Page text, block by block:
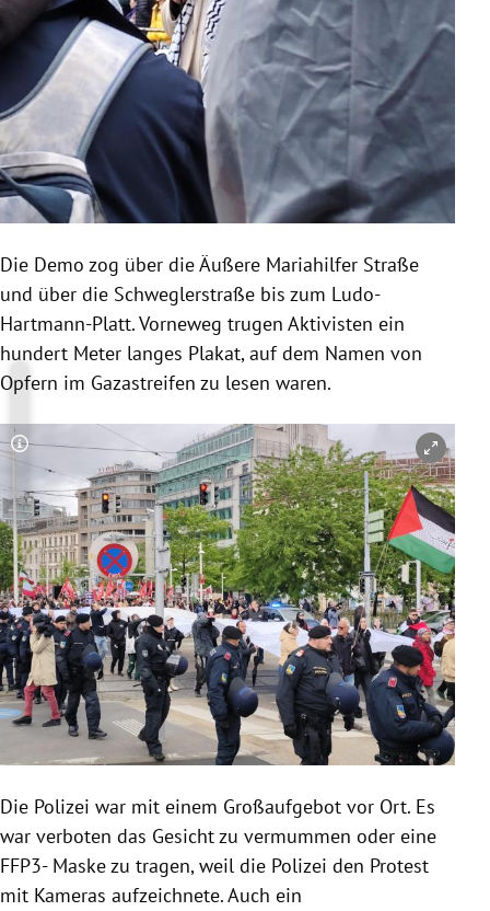
Die Demo zog über die Äußere Mariahilfer Straße
und über die Schweglerstraße bis zum Ludo-
Hartmann-Platt. Vorneweg trugen Aktivisten ein
hundert Meter langes Plakat, auf dem Namen von
Opfern im Gazastreifen zu lesen waren.
Copyright-Hinweis öffnen/schließen
Die Polizei war mit einem Großaufgebot vor Ort. Es
war verboten das Gesicht zu vermummen oder eine
FFP3- Maske zu tragen, weil die Polizei den Protest
mit Kameras aufzeichnete. Auch ein